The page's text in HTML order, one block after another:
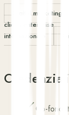
Digital marketing
clienti enterprise
internazionale
Credenziali
Co-